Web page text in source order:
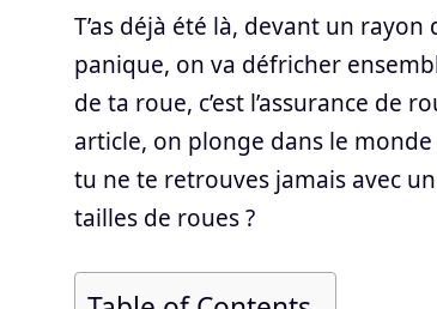
T’as déjà été là, devant un
panique, on va défricher
de ta roue, c’est l’assurance de
article, on plonge dans le
tu ne te retrouves jamais avec
tailles de roues ?